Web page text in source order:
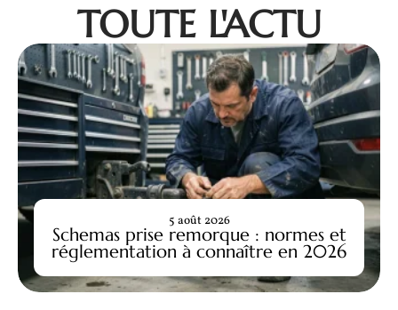
TOUTE L'ACTU
Schemas prise remorque : normes et
réglementation à connaître en 2026
5 août 2026